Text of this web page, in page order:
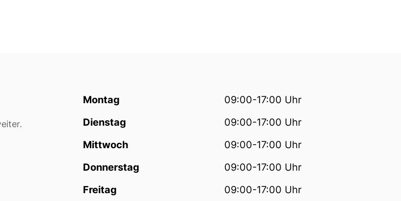
Montag
09:00-17:00 Uhr
Dienstag
09:00-17:00 Uhr
Mittwoch
09:00-17:00 Uhr
Donnerstag
09:00-17:00 Uhr
Freitag
09:00-17:00 Uhr